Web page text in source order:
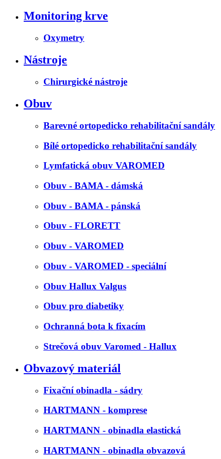
Monitoring krve
Oxymetry
Nástroje
Chirurgické nástroje
Obuv
Barevné ortopedicko rehabilitační sandály
Bílé ortopedicko rehabilitační sandály
Lymfatická obuv VAROMED
Obuv - BAMA - dámská
Obuv - BAMA - pánská
Obuv - FLORETT
Obuv - VAROMED
Obuv - VAROMED - speciální
Obuv Hallux Valgus
Obuv pro diabetiky
Ochranná bota k fixacím
Strečová obuv Varomed - Hallux
Obvazový materiál
Fixační obinadla - sádry
HARTMANN - komprese
HARTMANN - obinadla elastická
HARTMANN - obinadla obvazová